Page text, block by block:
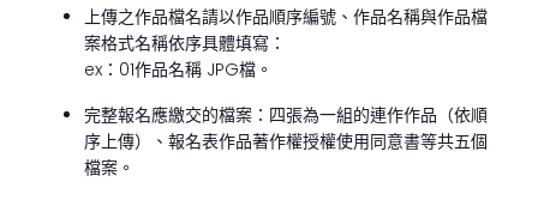
上傳之作品檔名請以作品順序編號、作品名稱與作品檔
案格式名稱依序具體填寫：
ex：01作品名稱 JPG檔。
完整報名應繳交的檔案：四張為一組的連作作品（依順
序上傳）、報名表作品著作權授權使用同意書等共五個
檔案。